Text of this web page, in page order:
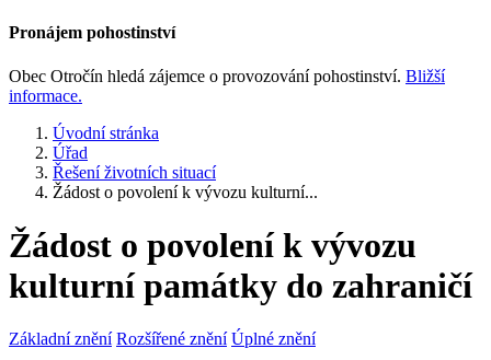
Pronájem pohostinství
Obec Otročín hledá zájemce o provozování pohostinství. Bližší
informace.
Úvodní stránka
Úřad
Řešení životních situací
Žádost o povolení k vývozu kulturní...
Žádost o povolení k vývozu
kulturní památky do zahraničí
Základní znění Rozšířené znění Úplné znění